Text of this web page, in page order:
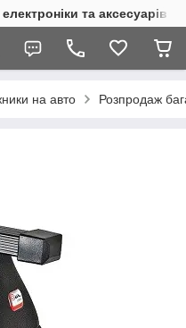
та аксесуарів в
на авто Розпродаж